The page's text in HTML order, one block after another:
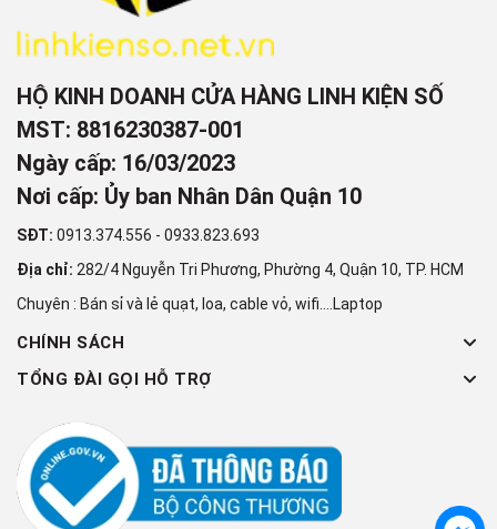
HỘ KINH DOANH CỬA HÀNG LINH KIỆN SỐ
MST: 8816230387-001
Ngày cấp: 16/03/2023
Nơi cấp: Ủy ban Nhân Dân Quận 10
SĐT: 0913.374.556 - 0933.823.693
Địa chỉ: 282/4 Nguyễn Tri Phương, Phường 4, Quận 10, TP. HCM
Chuyên : Bán sỉ và lẻ quạt, loa, cable vỏ, wifi....Laptop
CHÍNH SÁCH
TỔNG ĐÀI GỌI HỖ TRỢ